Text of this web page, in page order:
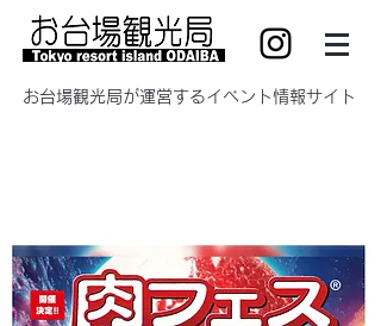
​お台場観光局が運営するイベント情報サイト